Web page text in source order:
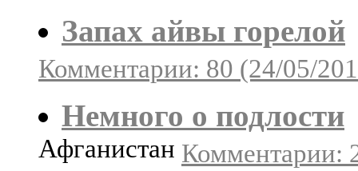
Запах айвы горелой
Комментарии: 80 (24/05/
Немного о подлости
Афганистан Комментарии: